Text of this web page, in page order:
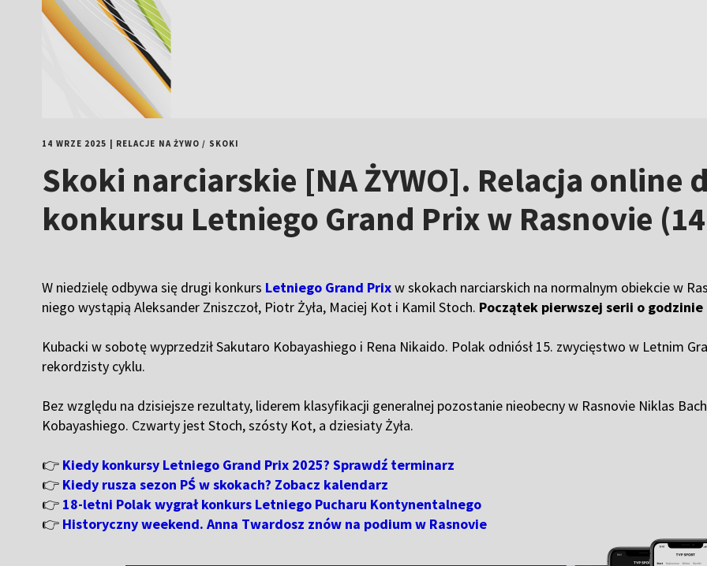
14 WRZE 2025 RELACJE NA ŻYWO / SKOKI
Skoki narciarskie [NA ŻYWO]. Relacja online
konkursu Letniego Grand Prix w Rasnovie
W niedzielę odbywa się drugi konkurs Letniego Grand Prixw skokach narciarskich na normalnym obiekcie w
niego wystąpią Aleksander Zniszczoł, Piotr Żyła, Maciej Kot i Kamil Stoch. Początek pierwszej serii o godzinie
Kubacki w sobotę wyprzedził Sakutaro Kobayashiego i Rena Nikaido. Polak odniósł 15. zwycięstwo w Letnim
rekordzisty cyklu.
Bez względu na dzisiejsze rezultaty, liderem klasyfikacji generalnej pozostanie nieobecny w Rasnovie Niklas
Kobayashiego. Czwarty jest Stoch, szósty Kot, a dziesiaty Żyła.
👉 Kiedy konkursy Letniego Grand Prix 2025? Sprawdź terminarz
👉 Kiedy rusza sezon PŚ w skokach? Zobacz kalendarz
👉 18-letni Polak wygrał konkurs Letniego Pucharu Kontynentalnego
👉 Historyczny weekend. Anna Twardosz znów na podium w Rasnovie